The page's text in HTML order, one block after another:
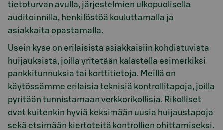
tietoturvan avulla, järjestelmien ulkopuolisella
auditoinnilla, henkilöstöä kouluttamalla ja
asiakkaita opastamalla.
Usein kyse on erilaisista asiakkaisiin kohdistuvista
huijauksista, joilla yritetään kalastella esimerkiksi
pankkitunnuksia tai korttitietoja. Meillä on
käytössämme erilaisia teknisiä kontrollitapoja, joilla
pyritään tunnistamaan verkkorikollisia. Rikolliset
ovat kuitenkin hyviä keksimään uusia huijaustapoja
sekä etsimään kiertoteitä kontrollien ohittamiseksi.